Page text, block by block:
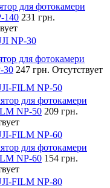
для фотокамери
140 231 грн.
NP-30
для фотокамери
30 247 грн. Отсутствует
FILM NP-50
для фотокамери
NP-50 209 грн.
FILM NP-60
для фотокамери
NP-60 154 грн.
FILM NP-80